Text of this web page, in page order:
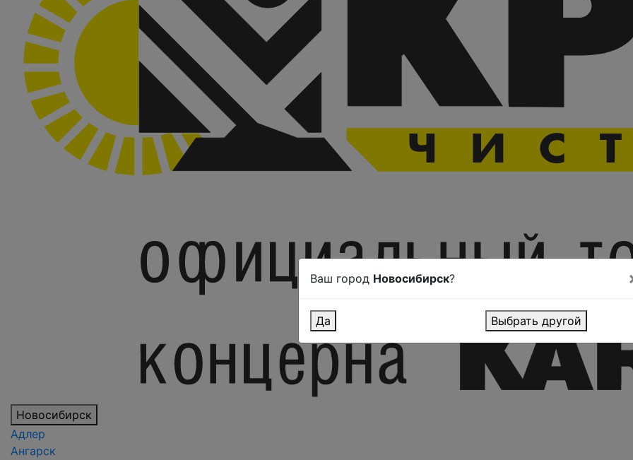
Новосибирск
Адлер
Ангарск
Ваш город Новосибирск?
Да Выбрать другой